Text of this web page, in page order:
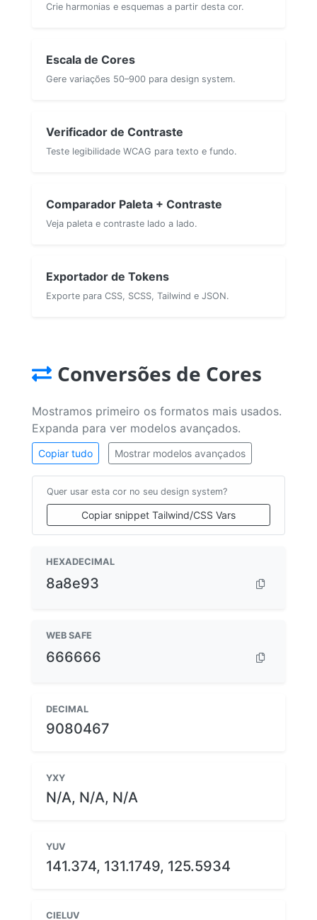
Crie harmonias e esquemas a partir desta cor.
Escala de Cores
Gere variações 50–900 para design system.
Verificador de Contraste
Teste legibilidade WCAG para texto e fundo.
Comparador Paleta + Contraste
Veja paleta e contraste lado a lado.
Exportador de Tokens
Exporte para CSS, SCSS, Tailwind e JSON.
Conversões de Cores
Mostramos primeiro os formatos mais usados.
Expanda para ver modelos avançados.
Copiar tudo Mostrar modelos avançados
Quer usar esta cor no seu design system?
Copiar snippet Tailwind/CSS Vars
HEXADECIMAL
8a8e93
WEB SAFE
666666
DECIMAL
9080467
YXY
N/A, N/A, N/A
YUV
141.374, 131.1749, 125.5934
CIELUV